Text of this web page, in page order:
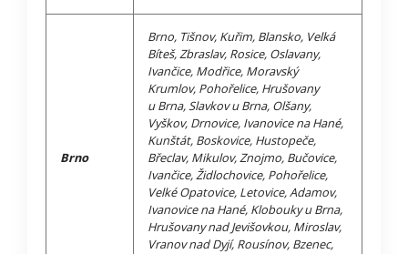
Brno
Brno, Tišnov, Kuřim, Blansko, Velká
Bíteš, Zbraslav, Rosice, Oslavany,
Ivančice, Modřice, Moravský
Krumlov, Pohořelice, Hrušovany
u Brna, Slavkov u Brna, Olšany,
Vyškov, Drnovice, Ivanovice na Hané,
Kunštát, Boskovice, Hustopeče,
Břeclav, Mikulov, Znojmo, Bučovice,
Ivančice, Židlochovice, Pohořelice,
Velké Opatovice, Letovice, Adamov,
Ivanovice na Hané, Klobouky u Brna,
Hrušovany nad Jevišovkou, Miroslav,
Vranov nad Dyjí, Rousínov, Bzenec,